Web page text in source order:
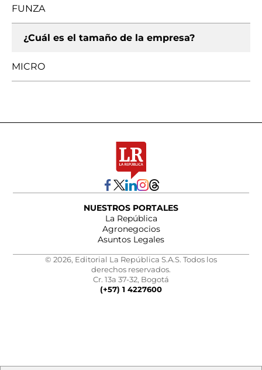
FUNZA
¿Cuál es el tamaño de la empresa?
MICRO
NUESTROS PORTALES
La República
Agronegocios
Asuntos Legales
© 2026, Editorial La República S.A.S. Todos los
derechos reservados.
Cr. 13a 37-32, Bogotá
(+57) 1 4227600